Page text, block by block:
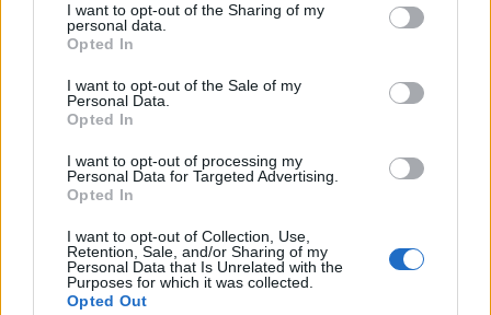
I want to opt-out of the Sharing of my
personal data.
Opted In
I want to opt-out of the Sale of my
Personal Data.
Opted In
I want to opt-out of processing my
Personal Data for Targeted Advertising.
Opted In
I want to opt-out of Collection, Use,
Retention, Sale, and/or Sharing of my
Personal Data that Is Unrelated with the
Purposes for which it was collected.
Opted Out
I
S
N
O
O
N
S O
CERCA ALTRE RISPOSTE
(2465voti, media:3,80
Scarica Parole Guru